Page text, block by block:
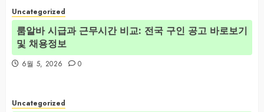
Uncategorized
룸알바 시급과 근무시간 비교: 전국 구인 공고 바로보기
및 채용정보
6월 5, 2026 0
Uncategorized